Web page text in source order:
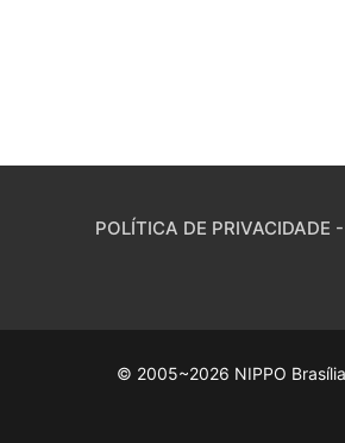
POLÍTICA DE PRIVACIDADE
© 2005~2026 NIPPO